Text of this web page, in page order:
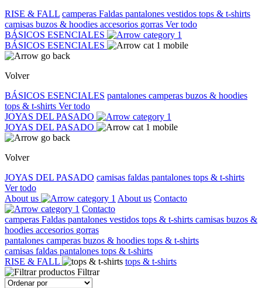
RISE & FALL camperas Faldas pantalones vestidos tops & t-shirts
camisas buzos & hoodies accesorios gorras Ver todo
BÁSICOS ESENCIALES
BÁSICOS ESENCIALES
Volver
BÁSICOS ESENCIALES pantalones camperas buzos & hoodies
tops & t-shirts Ver todo
JOYAS DEL PASADO
JOYAS DEL PASADO
Volver
JOYAS DEL PASADO camisas faldas pantalones tops & t-shirts
Ver todo
About us
About us Contacto
Contacto
camperas Faldas pantalones vestidos tops & t-shirts camisas buzos &
hoodies accesorios gorras
pantalones camperas buzos & hoodies tops & t-shirts
camisas faldas pantalones tops & t-shirts
RISE & FALL
tops & t-shirts
Filtrar